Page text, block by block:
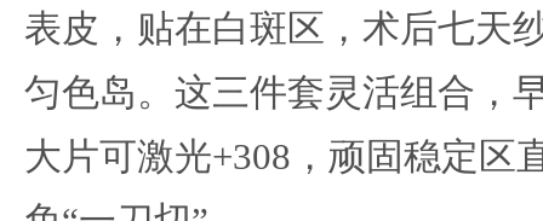
表皮，贴在白斑区，术后七天
匀色岛。这三件套灵活组合，
大片可激光+308，顽固稳定区